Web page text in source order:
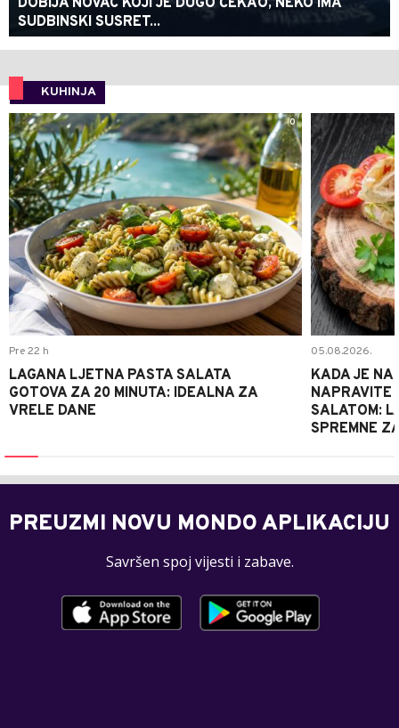
DOBIJA NOVAC KOJI JE DUGO ČEKAO, NEKO IMA
SUDBINSKI SUSRET...
KUHINJA
0
Pre 22 h
LAGANA LJETNA PASTA SALATA
GOTOVA ZA 20 MINUTA: IDEALNA ZA
VRELE DANE
05.08.2026.
KADA JE
NAPRAVITE
SALATOM:
SPREMNE
PREUZMI NOVU MONDO APLIKACIJU
Savršen spoj vijesti i zabave.